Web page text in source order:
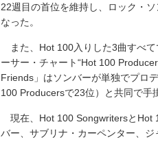
22週目の首位を維持し、ロック・
なった。
また、Hot 100入りした3曲すべて
ーサー・チャート“Hot 100
Friends」はソンバーが単独でプロ
100 Producersで23位）と共同で手
現在、Hot 100 SongwritersとHot
バー、サブリナ・カーペンター、